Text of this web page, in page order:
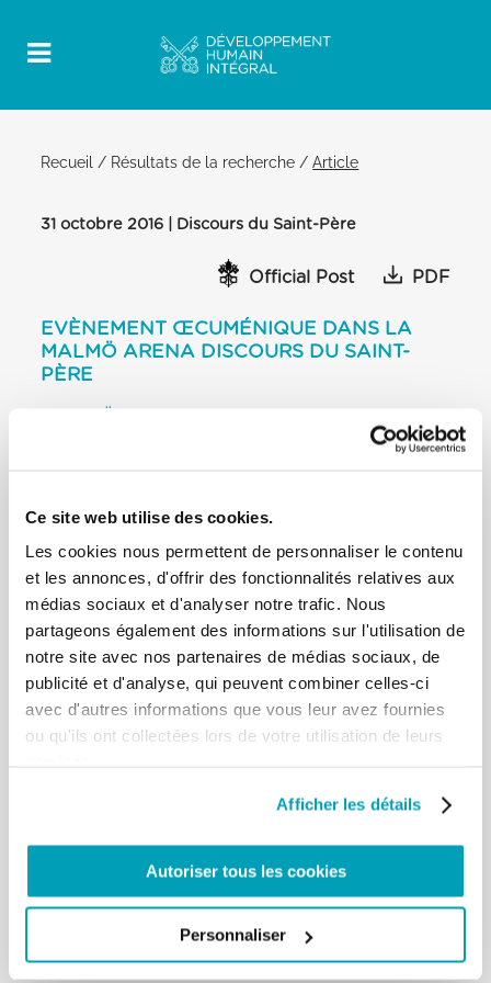
Ce site web utilise des cookies.
Les cookies nous permettent de personnaliser le contenu
et les annonces, d'offrir des fonctionnalités relatives aux
médias sociaux et d'analyser notre trafic. Nous
partageons également des informations sur l'utilisation de
notre site avec nos partenaires de médias sociaux, de
publicité et d'analyse, qui peuvent combiner celles-ci
avec d'autres informations que vous leur avez fournies
ou qu'ils ont collectées lors de votre utilisation de leurs
Afficher les détails
Autoriser tous les cookies
Personnaliser
Recueil / Résultats de la recherche /Article
31 octobre 2016 | Discours du Saint-Père
Official Post PDF
EVÈNEMENT ŒCUMÉNIQUE DANS LA
MALMÖ ARENA DISCOURS DU SAINT-
PÈRE
[…] Et après avoir écouté ces témoignages
répondons aux situations de besoin qui
Gouvernements qui offrent de
l’assistance aux réfugiés, tous les Gouvernements
qui assistent les personnes
déplacées et à celles qui demandent l’asile, car
toutes les actions en faveur de ces
personnes qui ont besoin de protection
de reconnaissance de leur dignité. Pour nous
chrétiens, c’est une priorité d’aller à la
personnes marginalisées de notre monde, et de
personne, mais qui accueille tout le
monde. À nous chrétiens, il nous est demandé
aujourd’hui d’être des protagonistes